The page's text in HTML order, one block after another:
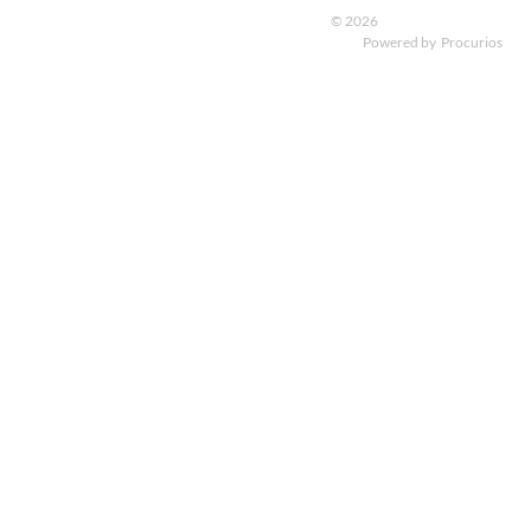
© 2026
Powered by Procurios